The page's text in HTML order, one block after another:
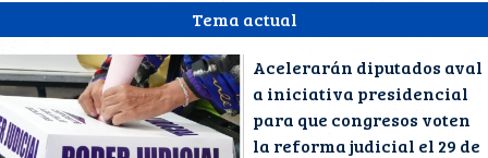
Tema actual
Acelerarán diputados aval
a iniciativa presidencial
para que congresos voten
la reforma judicial el 29 de